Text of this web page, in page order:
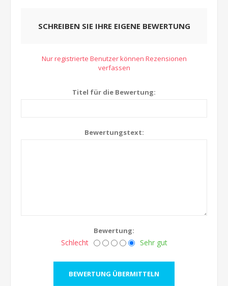
SCHREIBEN SIE IHRE EIGENE BEWERTUNG
Nur registrierte Benutzer können Rezensionen
verfassen
Titel für die Bewertung:
Bewertungstext:
Bewertung:
Schlecht Sehr gut